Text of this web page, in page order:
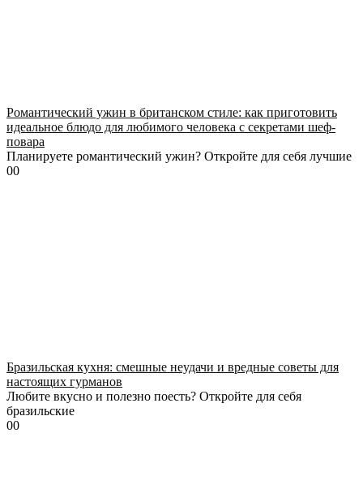
Романтический ужин в британском стиле: как приготовить
идеальное блюдо для любимого человека с секретами шеф-
повара
Планируете романтический ужин? Откройте для себя лучшие
00
Бразильская кухня: смешные неудачи и вредные советы для
настоящих гурманов
Любите вкусно и полезно поесть? Откройте для себя
бразильские
00